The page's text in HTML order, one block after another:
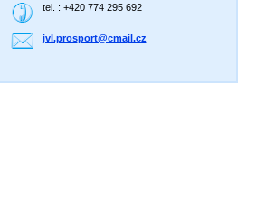
tel. : +420 774 295 692
jvl.prosport@cmail.cz